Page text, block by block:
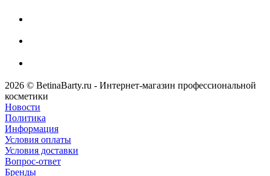
2026 © BetinaBarty.ru - Интернет-магазин профессиональной
косметики
Новости
Политика
Информация
Условия оплаты
Условия доставки
Вопрос-ответ
Бренды